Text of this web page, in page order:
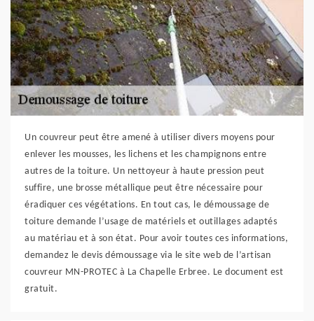
Un couvreur peut être amené à utiliser divers moyens pour
enlever les mousses, les lichens et les champignons entre
autres de la toiture. Un nettoyeur à haute pression peut
suffire, une brosse métallique peut être nécessaire pour
éradiquer ces végétations. En tout cas, le démoussage de
toiture demande l’usage de matériels et outillages adaptés
au matériau et à son état. Pour avoir toutes ces informations,
demandez le devis démoussage via le site web de l’artisan
couvreur MN-PROTEC à La Chapelle Erbree. Le document est
gratuit.